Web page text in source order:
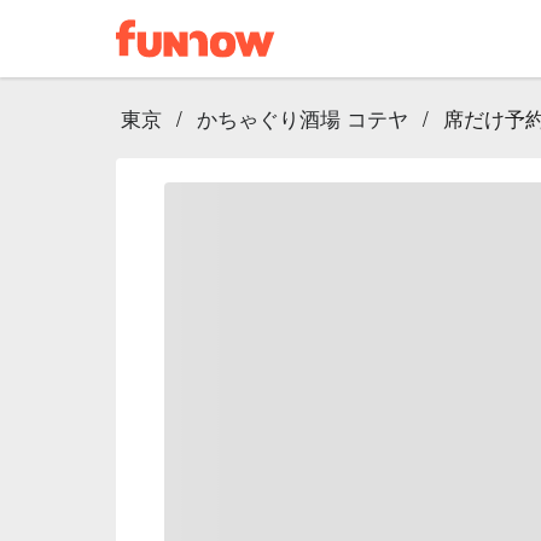
東京 / かちゃぐり酒場 コテヤ / 席だけ予